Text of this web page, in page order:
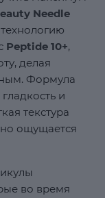
Needle
Peptide 10+,
делая
Формула
и
текстура
ощущается
во время